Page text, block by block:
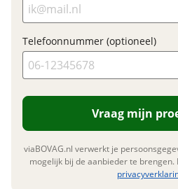
Telefoonnummer (optioneel)
Vraag mijn
viaBOVAG.nl verwerkt je
mogelijk bij de aanbieder te